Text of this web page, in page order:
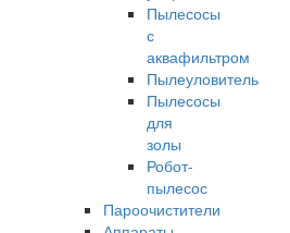
Пылесосы
с
аквафильтром
Пылеуловитель
Пылесосы
для
золы
Робот-
пылесос
Пароочистители